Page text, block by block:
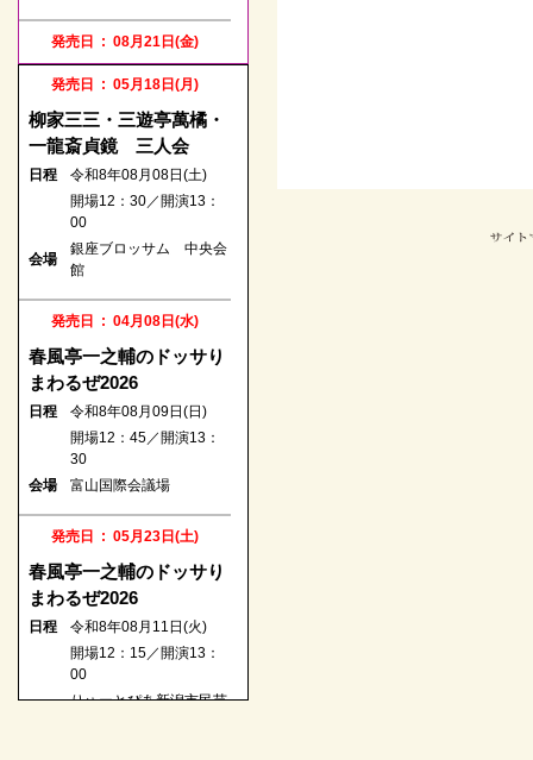
発売日 : 08月21日(金)
林家たい平・桂宮治 二
日程
令和8年11月18日(水)
開場18：00／開演18：
30
町田市民ホール
発売日 : 08月22日(土)
日程
令和8年11月21日(土)
開場13：30／開演14：
00
会場
新潟市民プラザホール
発売日 : 08月22日(土)
春風亭一之輔のドッサり
日程
令和8年10月04日(日)
開場14：00／開演14：
30
会場
浦添市てだこホール
発売日 : 08月24日(月)
第一回 五圓會
発売日 : 05月18日(月)
柳家三三・三遊亭萬橘・
一龍斎貞鏡 三人会
日程
令和8年08月08日(土)
開場12：30／開演13：
00
会場
銀座ブロッサム 中央会
館
発売日 : 04月08日(水)
春風亭一之輔のドッサり
まわるぜ2026
日程
令和8年08月09日(日)
開場12：45／開演13：
30
会場
富山国際会議場
発売日 : 05月23日(土)
春風亭一之輔のドッサり
まわるぜ2026
日程
令和8年08月11日(火)
開場12：15／開演13：
00
りゅーとぴあ新潟市民芸